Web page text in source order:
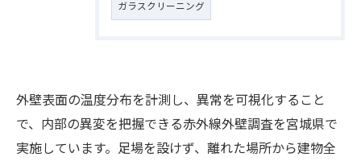
ガラスクリーニング
外壁表面の温度分布を計測し、異常を可視化すること
で、内部の異変を把握できる赤外線外壁調査を宮城県で
実施しています。足場を設けず、離れた場所から建物全